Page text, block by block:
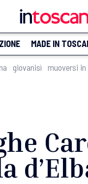
MADE IN
giovanisì muoversi